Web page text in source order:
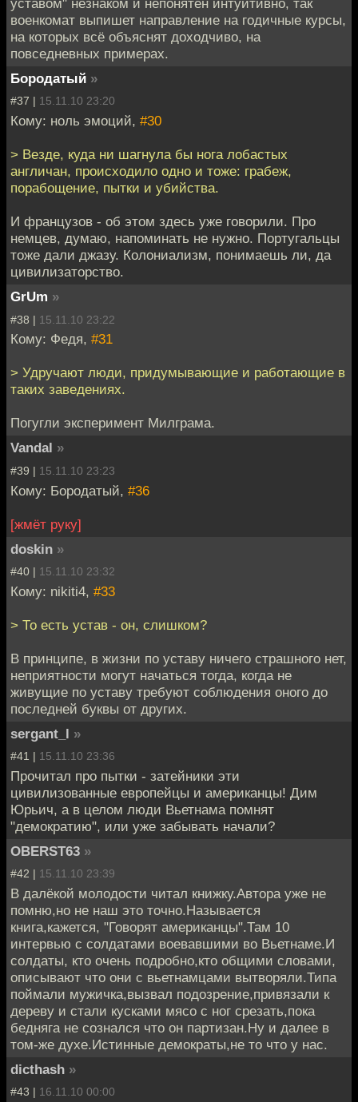
уставом" незнаком и непонятен интуитивно, так
военкомат выпишет направление на годичные курсы,
на которых всё объяснят доходчиво, на
повседневных примерах.
Бородатый »
#37 | 15.11.10 23:20
Кому: ноль эмоций, #30
> Везде, куда ни шагнула бы нога лобастых
англичан, происходило одно и тоже: грабеж,
порабощение, пытки и убийства.
И французов - об этом здесь уже говорили. Про
немцев, думаю, напоминать не нужно. Португальцы
тоже дали джазу. Колониализм, понимаешь ли, да
цивилизаторство.
GrUm »
#38 | 15.11.10 23:22
Кому: Федя, #31
> Удручают люди, придумывающие и работающие в
таких заведениях.
Погугли эксперимент Милграма.
Vandal »
#39 | 15.11.10 23:23
Кому: Бородатый, #36
[жмёт руку]
doskin »
#40 | 15.11.10 23:32
Кому: nikiti4, #33
> То есть устав - он, слишком?
В принципе, в жизни по уставу ничего страшного нет,
неприятности могут начаться тогда, когда не
живущие по уставу требуют соблюдения оного до
последней буквы от других.
sergant_l »
#41 | 15.11.10 23:36
Прочитал про пытки - затейники эти
цивилизованные европейцы и американцы! Дим
Юрьич, а в целом люди Вьетнама помнят
"демократию", или уже забывать начали?
OBERST63 »
#42 | 15.11.10 23:39
В далёкой молодости читал книжку.Автора уже не
помню,но не наш это точно.Называется
книга,кажется, "Говорят американцы".Там 10
интервью с солдатами воевавшими во Вьетнаме.И
солдаты, кто очень подробно,кто общими словами,
описывают что они с вьетнамцами вытворяли.Типа
поймали мужичка,вызвал подозрение,привязали к
дереву и стали кусками мясо с ног срезать,пока
бедняга не сознался что он партизан.Ну и далее в
том-же духе.Истинные демократы,не то что у нас.
dicthash »
#43 | 16.11.10 00:00